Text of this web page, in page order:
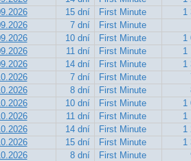
15 dní First Minute
1
7 dní
First Minute
10 dní First Minute
1
11 dní First Minute
1
14 dní First Minute
1
7 dní First Minute
8 dní First Minute
10 dní First Minute
1
11 dní First Minute
1
14 dní First Minute
1
15 dní First Minute
1
8 dní First Minute